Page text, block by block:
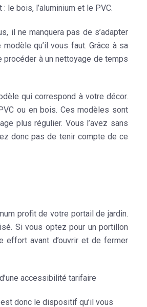
: le bois, l’aluminium et le PVC.
il ne manquera pas de s’adapter
modèle qu’il vous faut. Grâce à sa
procéder à un nettoyage de temps
qui correspond à votre décor.
ou en bois. Ces modèles sont
plus régulier. Vous l’avez sans
donc pas de tenir compte de ce
profit de votre portail de jardin.
. Si vous optez pour un portillon
effort avant d’ouvrir et de fermer
accessibilité tarifaire
donc le dispositif qu’il vous